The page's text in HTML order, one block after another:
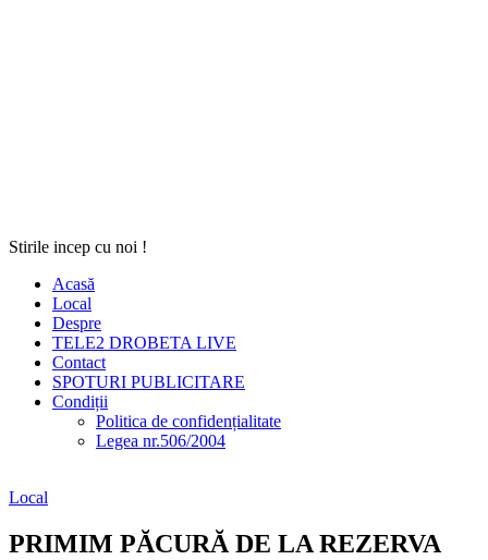
Stirile incep cu noi !
Acasă
Local
Despre
TELE2 DROBETA LIVE
Contact
SPOTURI PUBLICITARE
Condiții
Politica de confidențialitate
Legea nr.506/2004
Local
PRIMIM PĂCURĂ DE LA REZERVA